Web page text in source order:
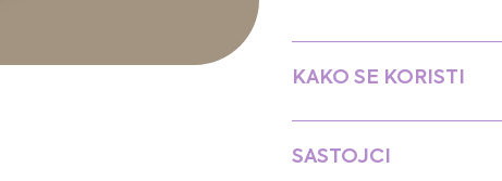
KAKO SE KORISTI
SASTOJCI